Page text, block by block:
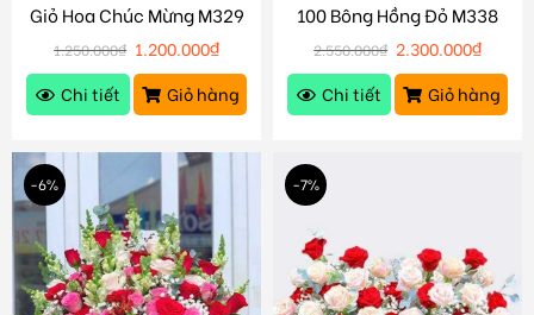
Giỏ Hoa Chúc Mừng M329
1.250.000₫ 1.200.000₫
Chi tiết
Giỏ hàng
100 Bông Hồng Đỏ M338
2.550.000₫ 2.300.000₫
Chi tiết
Giỏ hàng
-6% -7%